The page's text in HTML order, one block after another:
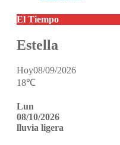
El Tiempo
Estella
Hoy08/09/2026
18℃
Lun
08/10/2026
lluvia ligera